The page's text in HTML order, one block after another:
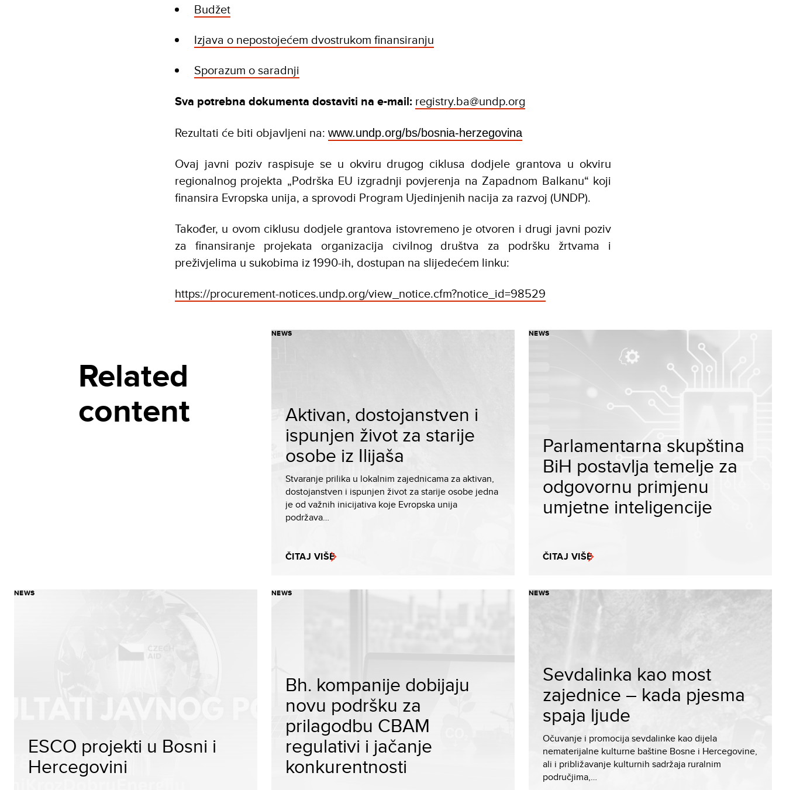
Budžet
Izjava o nepostojećem dvostrukom finansiranju
Sporazum osaradnji
Sva potrebna dokumenta dostaviti na e-mail: registry.ba@undp.org
Rezultati će biti objavljeni na: www.undp.org/bs/bosnia-herzegovina
Ovaj javni poziv raspisuje se u okviru drugog ciklusa dodjele grantova u okviru
regionalnog projekta „Podrška EU izgradnji povjerenja na Zapadnom Balkanu“ koji
finansira Evropska unija, a sprovodi Program Ujedinjenih nacija za razvoj (UNDP).
Također, u ovom ciklusu dodjele grantova istovremeno je otvoren i drugi javni poziv
za finansiranje projekata organizacija civilnog društva za podršku žrtvama i
preživjelima u sukobima iz 1990-ih, dostupan na slijedećem linku:
https://procurement-notices.undp.org/view_notice.cfm?notice_id=98529
Related
content
NEWS
Aktivan, dostojanstven i
ispunjen život za starije
osobe iz Ilijaša
Stvaranje prilika u lokalnim zajednicama za aktivan,
dostojanstven i ispunjen život za starije osobe jedna
je od važnih inicijativa koje Evropska unija
podržava…
ČITAJ VIŠE
NEWS
Parlamentarna skupština
BiH postavlja temelje za
odgovornu primjenu
umjetne inteligencije
ČITAJ VIŠE
NEWS
ESCO projekti u Bosni i
Hercegovini
NEWS
Bh. kompanije dobijaju
novu podršku za
prilagodbu CBAM
regulativi i jačanje
konkurentnosti
NEWS
Sevdalinka kao most
zajednice – kada pjesma
spaja ljude
Očuvanje i promocija sevdalinke kao dijela
nematerijalne kulturne baštine Bosne i Hercegovine,
ali i približavanje kulturnih sadržaja ruralnim
područjima,…